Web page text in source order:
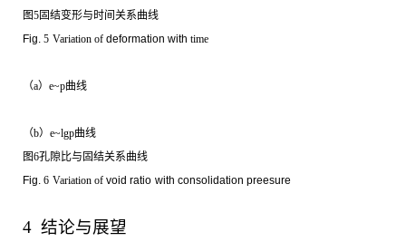
图5固结变形与时间关系曲线
Fig. 5 Variation of deformation with time
（a） e~p曲线
（b） e~lgp曲线
图6孔隙比与固结关系曲线
Fig. 6 Variation of void ratio with consolidation preesure
4 结论与展望